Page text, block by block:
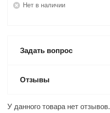
Нет в наличии
Задать вопрос
Отзывы
У данного товара нет отзывов.